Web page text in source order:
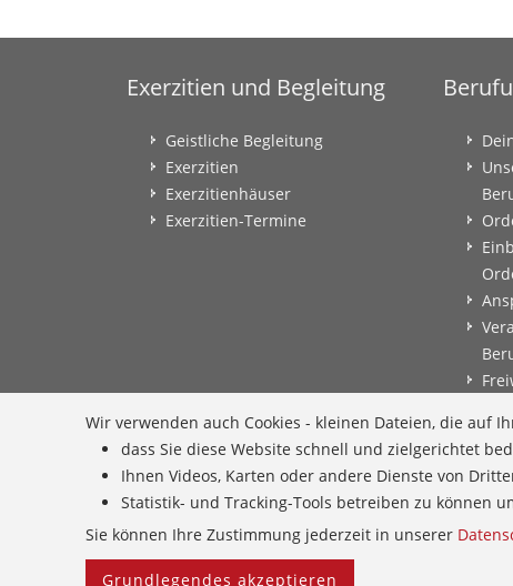
Exerzitien und Begleitung
Geistliche Begleitung
Exerzitien
Exerzitienhäuser
Exerzitien-Termine
Wir verwenden auch Cookies - kleinen Dateien, die auf
dass Sie diese Website schnell und zielgerichtet
Ihnen Videos, Karten oder andere Dienste von
Statistik- und Tracking-Tools betreiben zu können
Sie können Ihre Zustimmung jederzeit in unserer
Grundlegendes akzeptieren